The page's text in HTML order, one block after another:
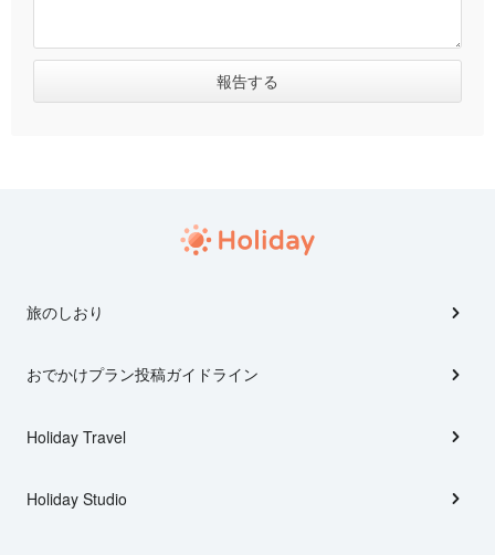
旅のしおり
おでかけプラン投稿ガイドライン
Holiday Travel
Holiday Studio